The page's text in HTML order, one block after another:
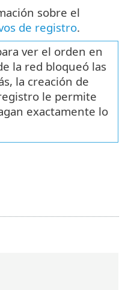
sobre el
de registro.
ver el orden en
la red bloqueó las
la creación de
le permite
exactamente lo